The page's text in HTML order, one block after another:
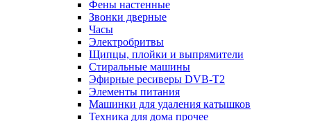
Фены настенные
Звонки дверные
Часы
Электробритвы
Щипцы, плойки и выпрямители
Стиральные машины
Эфирные ресиверы DVB-T2
Элементы питания
Машинки для удаления катышков
Техника для дома прочее